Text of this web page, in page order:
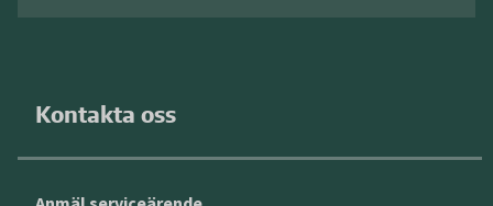
Kontakta oss